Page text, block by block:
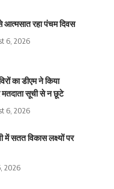
आत्मसात रहा पंचम दिवस
6, 2026
का डीएम ने किया
मतदाता सूची से न छूटे
6, 2026
में सतत विकास लक्ष्यों पर
2026